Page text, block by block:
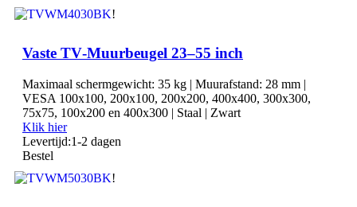
Vaste TV‑Muurbeugel 23–55 inch
Maximaal schermgewicht: 35 kg | Muurafstand: 28 mm |
VESA 100x100, 200x100, 200x200, 400x400, 300x300,
75x75, 100x200 en 400x300 | Staal | Zwart
Klik hier
Levertijd:1-2 dagen
Bestel
!
!